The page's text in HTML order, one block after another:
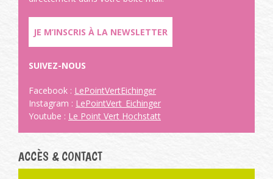
JE M’INSCRIS À LA NEWSLETTER
SUIVEZ-NOUS
Facebook : LePointVertEichinger
Instagram : LePointVert_Eichinger
Youtube : Le Point Vert Hochstatt
ACCÈS & CONTACT